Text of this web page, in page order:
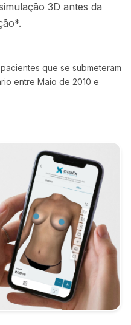
3D antes da
que se submeteram
entre Maio de 2010 e